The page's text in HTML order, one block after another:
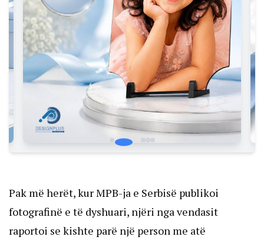
Pak më herët, kur MPB-ja e Serbisë publikoi
fotografinë e të dyshuari, njëri nga vendasit
raportoi se kishte parë një person me atë